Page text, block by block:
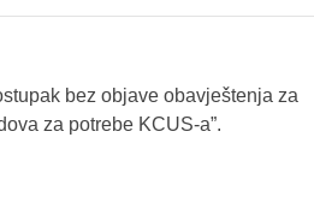
bez objave obavještenja za
za potrebe KCUS-a”.